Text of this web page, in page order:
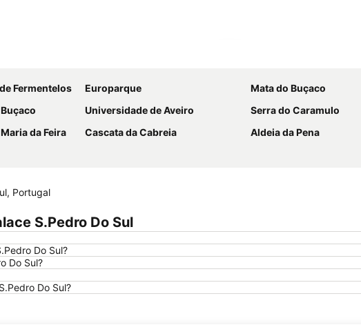
Fermentelos Europarque
Mata do Buçaco
Universidade de Aveiro
Serra do Caramulo
da Feira Cascata da Cabreia
Aldeia da Pena
Portugal
S.Pedro Do Sul
Do Sul?
Do Sul?
Do Sul?